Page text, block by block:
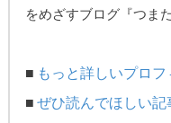
をめざすブログ『つま
■ もっと詳しいプロフ
■ぜひ読んでほしい記